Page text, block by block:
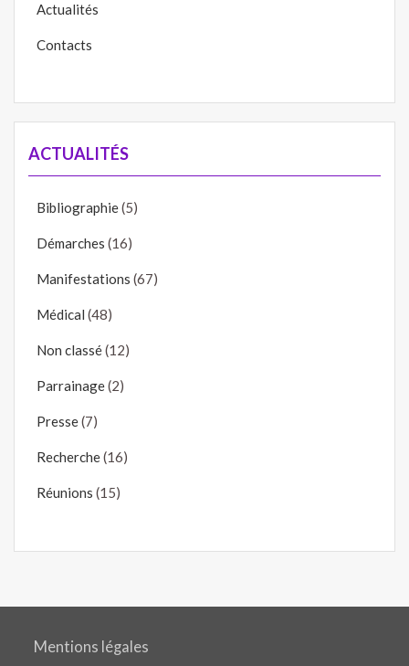
Actualités
Contacts
ACTUALITÉS
Bibliographie(5)
Démarches (16)
Manifestations (67)
Médical (48)
Non classé(12)
Parrainage(2)
Presse(7)
Recherche(16)
Réunions (15)
Mentions légales